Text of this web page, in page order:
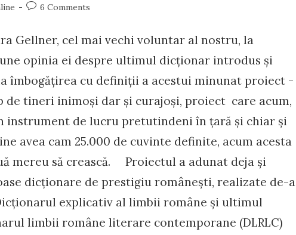
Post6 Comments
Gellner, cel mai vechi voluntar al nostru, la
opinia ei despre ultimul dicționar introdus și
cu definiții a acestui minunat proiect -
de tineri inimoși dar și curajoși, proiect care acum,
instrument de lucru pretutindeni în țară și chiar și
avea cam 25.000 de cuvinte definite, acum acesta
mereu să crească. Proiectul a adunat deja și
dicționare de prestigiu românești, realizate de-a
explicativ al limbii române și ultimul
limbii române literare contemporane (DLRLC)